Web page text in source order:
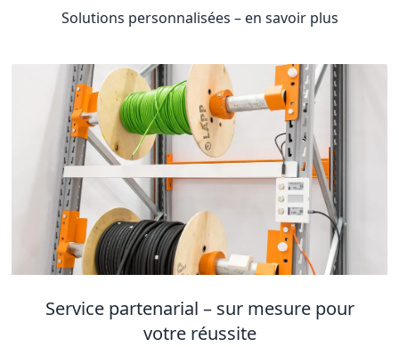
Solutions personnalisées – en savoir plus
Service partenarial – sur mesure pour
votre réussite